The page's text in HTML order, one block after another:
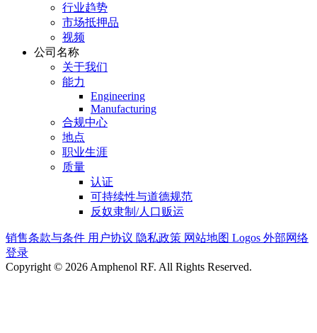
行业趋势
市场抵押品
视频
公司名称
关于我们
能力
Engineering
Manufacturing
合规中心
地点
职业生涯
质量
认证
可持续性与道德规范
反奴隶制/人口贩运
销售条款与条件 用户协议 隐私政策 网站地图 Logos 外部网络
登录
Copyright © 2026 Amphenol RF. All Rights Reserved.